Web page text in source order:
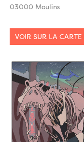
03000 Moulins
VOIR SUR LA CARTE